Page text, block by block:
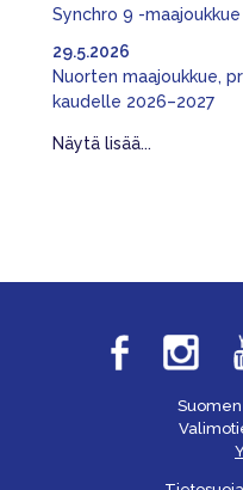
Synchro 9 -
Nuorten maajoukkue,
kaudelle 2026–2027
29.5.2026
Näytä lisää...